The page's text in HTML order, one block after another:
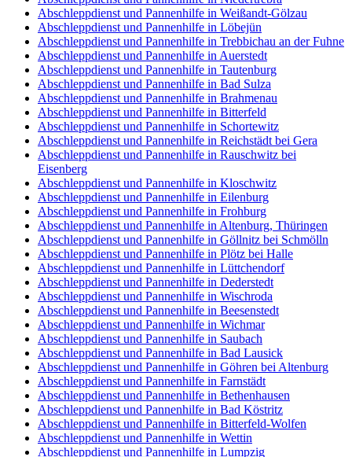
Abschleppdienst und Pannenhilfe in Weißandt-Gölzau
Abschleppdienst und Pannenhilfe in Löbejün
Abschleppdienst und Pannenhilfe in Trebbichau an der Fuhne
Abschleppdienst und Pannenhilfe in Auerstedt
Abschleppdienst und Pannenhilfe in Tautenburg
Abschleppdienst und Pannenhilfe in Bad Sulza
Abschleppdienst und Pannenhilfe in Brahmenau
Abschleppdienst und Pannenhilfe in Bitterfeld
Abschleppdienst und Pannenhilfe in Schortewitz
Abschleppdienst und Pannenhilfe in Reichstädt bei Gera
Abschleppdienst und Pannenhilfe in Rauschwitz bei
Eisenberg
Abschleppdienst und Pannenhilfe in Kloschwitz
Abschleppdienst und Pannenhilfe in Eilenburg
Abschleppdienst und Pannenhilfe in Frohburg
Abschleppdienst und Pannenhilfe in Altenburg, Thüringen
Abschleppdienst und Pannenhilfe in Göllnitz bei Schmölln
Abschleppdienst und Pannenhilfe in Plötz bei Halle
Abschleppdienst und Pannenhilfe in Lüttchendorf
Abschleppdienst und Pannenhilfe in Dederstedt
Abschleppdienst und Pannenhilfe in Wischroda
Abschleppdienst und Pannenhilfe in Beesenstedt
Abschleppdienst und Pannenhilfe in Wichmar
Abschleppdienst und Pannenhilfe in Saubach
Abschleppdienst und Pannenhilfe in Bad Lausick
Abschleppdienst und Pannenhilfe in Göhren bei Altenburg
Abschleppdienst und Pannenhilfe in Farnstädt
Abschleppdienst und Pannenhilfe in Bethenhausen
Abschleppdienst und Pannenhilfe in Bad Köstritz
Abschleppdienst und Pannenhilfe in Bitterfeld-Wolfen
Abschleppdienst und Pannenhilfe in Wettin
Abschleppdienst und Pannenhilfe in Lumpzig